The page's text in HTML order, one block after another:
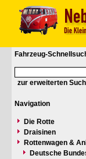
Fahrzeug-
zur erweiterten
Navigation
Die Rotte
Draisinen
Rottenwagen &
Deutsche